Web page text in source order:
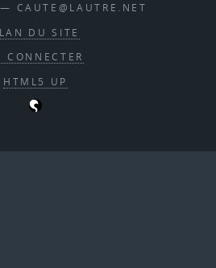
CAUTE@LAUTRE.NET
DU SITE
CONNECTER
HTML5 UP